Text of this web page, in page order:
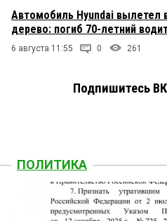
Автомобиль Hyundai вылетел
дерево: погиб 70-летний
6 августа 11:55 0 261
Подпишитесь
ПОЛИТИКА